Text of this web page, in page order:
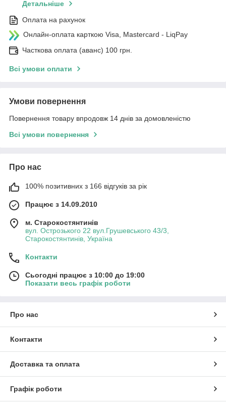
Детальніше
Оплата на рахунок
Онлайн-оплата карткою Visa, Mastercard - LiqPay
Часткова оплата (аванс) 100 грн.
Всі умови оплати
Умови повернення
Повернення товару впродовж 14 днів за домовленістю
Всі умови повернення
Про нас
100% позитивних з 166 відгуків за рік
Працює з 14.09.2010
м. Старокостянтинів
вул. Острозького 22 вул.Грушевського 43/3,
Старокостянтинів, Україна
Контакти
Сьогодні працює з 10:00 до 19:00
Показати весь графік роботи
Про нас
Контакти
Доставка та оплата
Графік роботи